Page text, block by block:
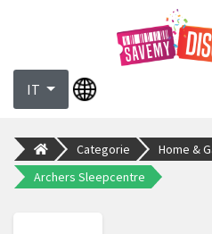
IT
Categorie
Home &
Archers Sleepcentre